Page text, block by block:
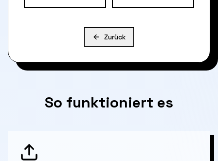
Zurück
So funktioniert es